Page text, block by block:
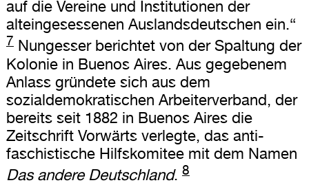
auf die Vereine und Institutionen der
alteingesessenen Auslandsdeutschen ein.“
7Nungesser berichtet von der Spaltung der
Kolonie in Buenos Aires. Aus gegebenem
Anlass gründete sich aus dem
sozialdemokratischen Arbeiterverband, der
bereits seit 1882 in Buenos Aires die
Zeitschrift Vorwärts verlegte, das anti-
faschistische Hilfskomitee mit dem Namen
Das andere Deutschland. 8